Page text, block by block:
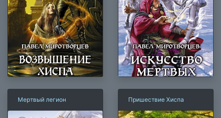
Мертвый легион Пришествие Хиспа